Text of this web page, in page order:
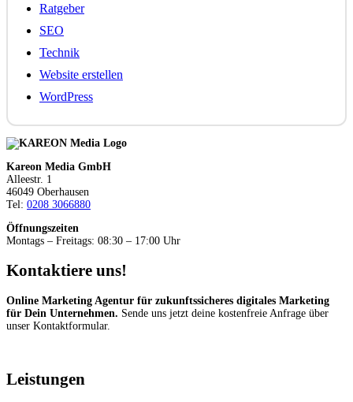
Ratgeber
SEO
Technik
Website erstellen
WordPress
Kareon Media GmbH
Alleestr. 1
46049 Oberhausen
Tel: 0208 3066880
Öffnungszeiten
Montags – Freitags: 08:30 – 17:00 Uhr
Kontaktiere uns!
Online Marketing Agentur für zukunftssicheres digitales Marketing
für Dein Unternehmen. Sende uns jetzt deine kostenfreie Anfrage über
unser Kontaktformular.
Leistungen